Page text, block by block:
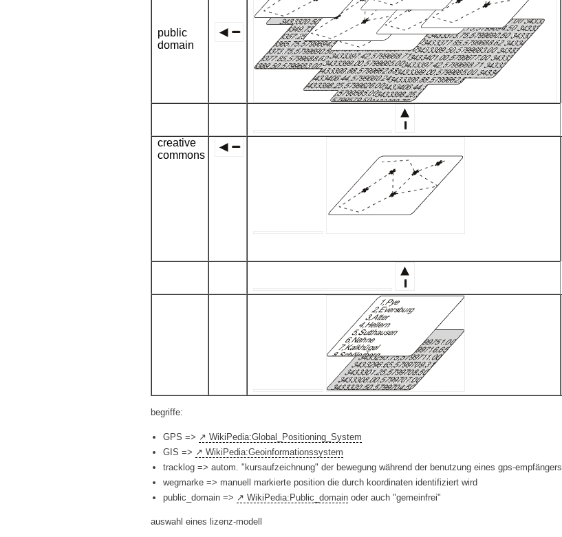
public
domain
creative
commons
begriffe:
GPS =>
WikiPedia:Global_Positioning_System
GIS =>
WikiPedia:Geoinformationssystem
tracklog => autom. "kursaufzeichnung" der bewegung während der benutzung eines gps-empfängers
wegmarke => manuell markierte position die durch koordinaten identifiziert wird
public_domain =>
WikiPedia:Public_domainoder auch "gemeinfrei"
auswahl eines lizenz-modell